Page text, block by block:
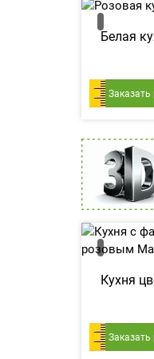
Белая
Заказать
Кухня
Заказать